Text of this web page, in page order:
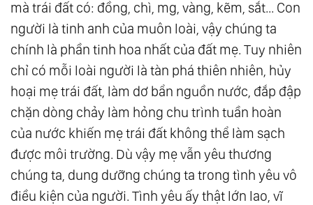
Họ
133.Khi Linh Hồn Khước Từ Tình Yêu Tinh
Tuyền
134.Những Người Có Thể Vui Vẻ Với Sự Cô
Đơn Thường Là Những Người Dễ Chịu Nhất
135.Người Đã Lành - Không Có Gì Là Không
Thể Nói
136.Trở Về Trung Đạo - Nơi Vô Và Hữu Gặp
Nhau
mà trái đất có: đồng, chì, mg, vàng, kẽm, sắt... Con
người là tinh anh của muôn loài, vậy chúng ta
chính là phần tinh hoa nhất của đất mẹ. Tuy nhiên
chỉ có mỗi loài người là tàn phá thiên nhiên, hủy
hoại mẹ trái đất, làm dơ bẩn nguồn nước, đắp đập
chặn dòng chảy làm hỏng chu trình tuần hoàn
của nước khiến mẹ trái đất không thể làm sạch
được môi trường. Dù vậy mẹ vẫn yêu thương
chúng ta, dung dưỡng chúng ta trong tình yêu vô
điều kiện của người. Tình yêu ấy thật lớn lao, vĩ